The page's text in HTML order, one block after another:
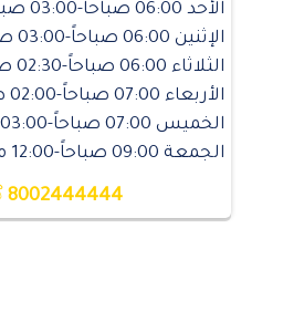
الأحد 06:00 صباحاً-03:00 صباحاً
الإثنين 06:00 صباحاً-03:00 صباحاً
الثلاثاء 06:00 صباحاً-02:30 صباحاً
الأربعاء 07:00 صباحاً-02:00 صباحاً
الخميس 07:00 صباحاً-03:00 صباحاً
الجمعة 09:00 صباحاً-12:00 مساءً ثم 01:00 مساءً-03:00 صباحاً
8002444444